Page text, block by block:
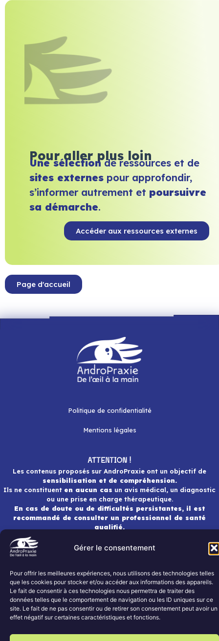
Gérer le consentement
Pour offrir les meilleures expériences, nous utilisons des technologies telles
que les cookies pour stocker et/ou accéder aux informations des appareils.
Le fait de consentir à ces technologies nous permettra de traiter des
données telles que le comportement de navigation ou les ID uniques sur ce
site. Le fait de ne pas consentir ou de retirer son consentement peut avoir un
effet négatif sur certaines caractéristiques et fonctions.
Pour aller plus loin
Une sélectionde ressources et de
sites externes pour approfondir,
s’informer autrement et poursuivre
sa démarche.
Accéder aux ressources externes
Page d'accueil
Politique de confidentialité
Mentions légales
ATTENTION !
Les contenus proposés sur AndroPraxie ont un objectif de
sensibilisation et de compréhension.
Ils ne constituent en aucun cas un avis médical, un diagnostic
ou une prise en charge thérapeutique.
En cas de doute ou de difficultés persistantes, il est
recommandé de consulter un professionnel de santé
qualifié.
AndroPraxie 2026 ALL RIGHTS RESERVED.